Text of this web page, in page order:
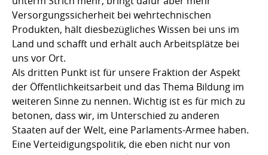
Versorgungssicherheit bei wehrtechnischen
Produkten, hält diesbezügliches Wissen bei uns im
Land und schafft und erhält auch Arbeitsplätze bei
uns vor Ort.
Als dritten Punkt ist für unsere Fraktion der Aspekt
der Öffentlichkeitsarbeit und das Thema Bildung im
weiteren Sinne zu nennen. Wichtig ist es für mich zu
betonen, dass wir, im Unterschied zu anderen
Staaten auf der Welt, eine Parlaments-Armee haben.
Eine Verteidigungspolitik, die eben nicht nur von